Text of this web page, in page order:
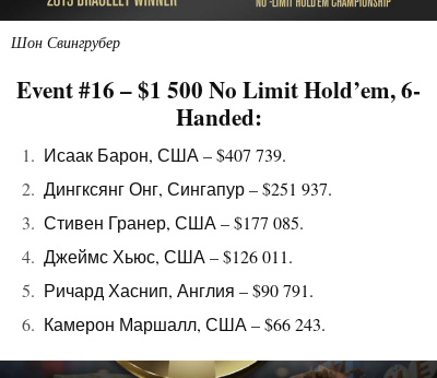
Шон Свингрубер
Event #16 – $1 500 No Limit Hold’em, 6-
Handed:
Исаак Барон, США – $407 739.
Дингксянг Онг, Сингапур – $251 937.
Стивен Гранер, США – $177 085.
Джеймс Хьюс, США – $126 011.
Ричард Хаснип, Англия – $90 791.
Камерон Маршалл, США – $66 243.